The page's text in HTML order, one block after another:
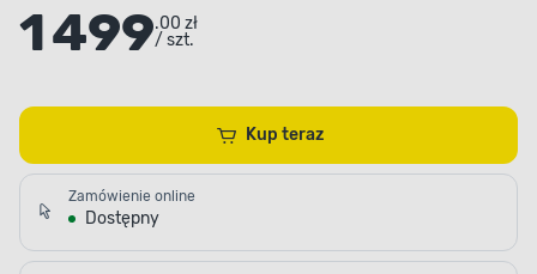
1 499.00 zł
/ szt.
Kup teraz
Zamówienie online
Dostępny